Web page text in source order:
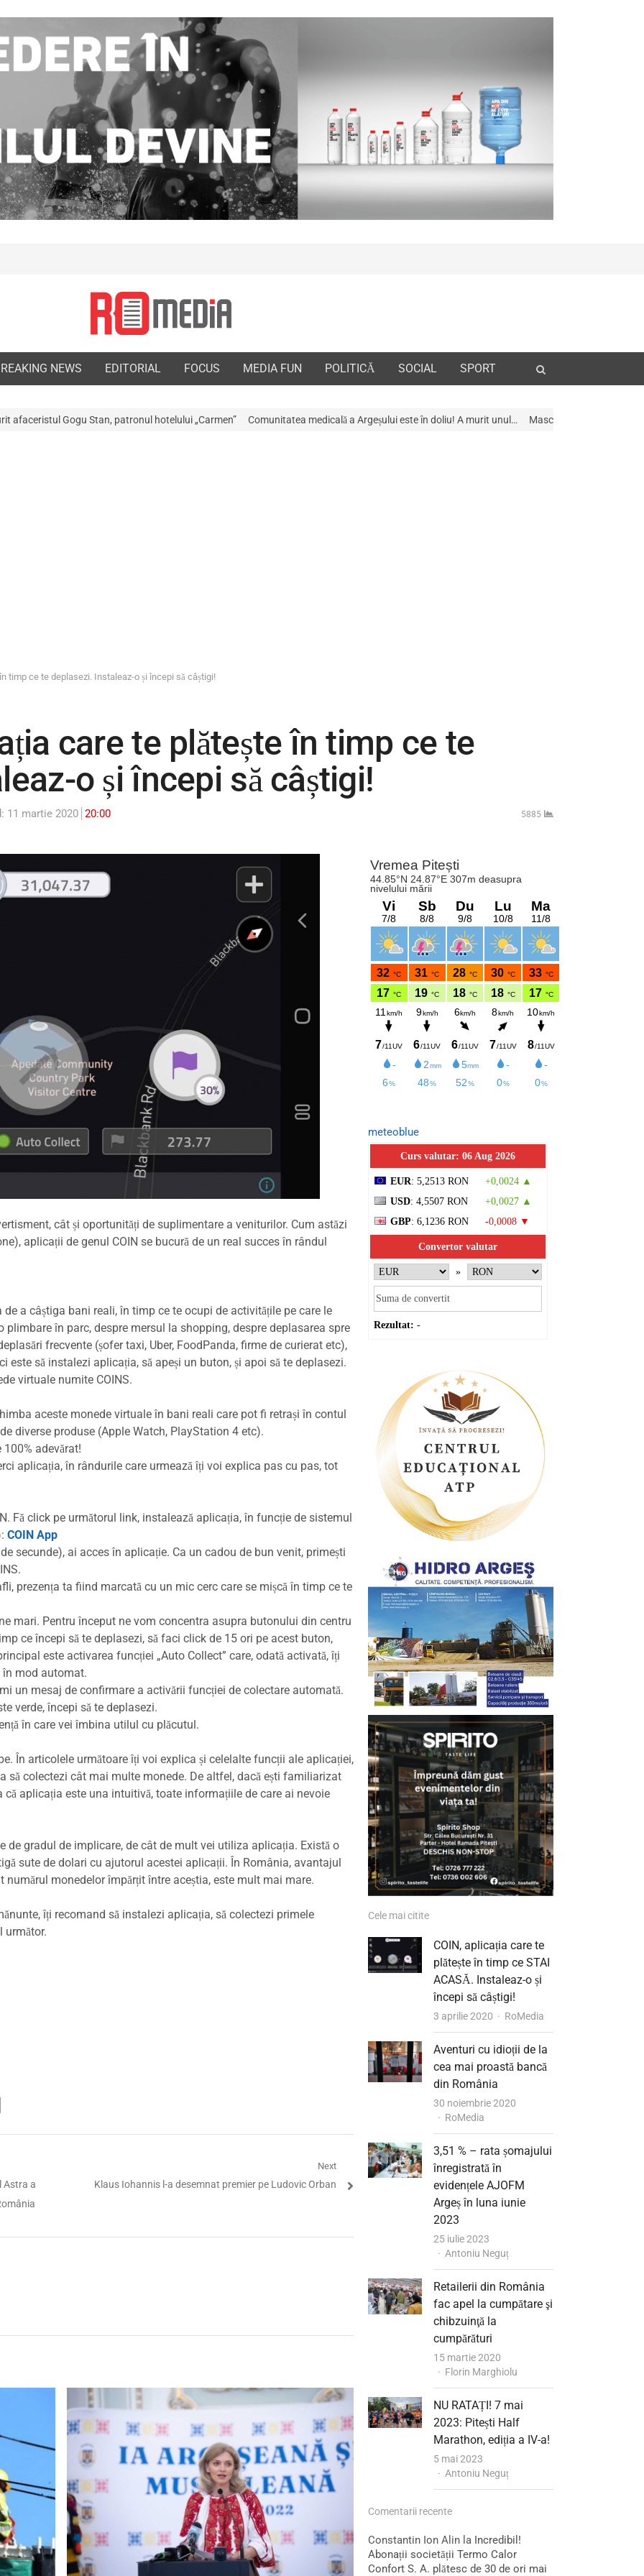
NEWS EDITORIAL FOCUS MEDIA FUN POLITICĂ SOCIAL SPORT
search
patronul hotelului „Carmen” Comunitatea medicală a Argeșului este în doliu! A murit unul… Mascații au descins la Galeria de Artã din
timp ce te deplasezi. Instaleaz-o și începi să câștigi!
care te plătește în timp ce te
o și începi să câștigi!
11 martie 2020 20:00
5885
cât și oportunități de suplimentare a veniturilor. Cum astăzi
aplicații de genul COIN se bucură de un real succes în rândul
a câștiga bani reali, în timp ce te ocupi de activitățile pe care le
plimbare în parc, despre mersul la shopping, despre deplasarea spre
frecvente (șofer taxi, Uber, FoodPanda, firme de curierat etc),
este să instalezi aplicația, să apeși un buton, și apoi să te deplasezi.
virtuale numite COINS.
aceste monede virtuale în bani reali care pot fi retrași în contul
diverse produse (Apple Watch, PlayStation 4 etc).
100% adevărat!
aplicația, în rândurile care urmează îți voi explica pas cu pas, tot
Fă click pe următorul link, instalează aplicația, în funcție de sistemul
COIN App
secunde), ai acces în aplicație. Ca un cadou de bun venit, primești
prezența ta fiind marcată cu un mic cerc care se mișcă în timp ce te
mari. Pentru început ne vom concentra asupra butonului din centru
ce începi să te deplasezi, să faci click de 15 ori pe acest buton,
este activarea funcției „Auto Collect” care, odată activată, îți
în mod automat.
un mesaj de confirmare a activării funcției de colectare automată.
verde, începi să te deplasezi.
în care vei îmbina utilul cu plăcutul.
În articolele următoare îți voi explica și celelalte funcții ale aplicației,
să colectezi cât mai multe monede. De altfel, dacă ești familiarizat
aplicația este una intuitivă, toate informațiile de care ai nevoie
de gradul de implicare, de cât de mult vei utiliza aplicația. Există o
sute de dolari cu ajutorul acestei aplicații. În România, avantajul
monedelor împărțit între aceștia, este mult mai mare.
îți recomand să instalezi aplicația, să colectezi primele
următor.
Astra a
Next
Next
Klaus Iohannis l-a desemnat premier pe Ludovic Orban
meteoblue
Curs valutar: 06 Aug 2026
EUR: 5,2513 RON
+0,0024 ▲
USD: 4,5507 RON
+0,0027 ▲
GBP: 6,1236 RON -0,0008 ▼
Convertor valutar
»
Rezultat: -
Cele mai citite
COIN, aplicația care te
plătește în timp ce STAI
ACASĂ. Instaleaz-o și
începi să câștigi!
3 aprilie 2020 Author
RoMedia
Aventuri cu idioții de la
cea mai proastă bancă
din România
30 noiembrie 2020
Author
RoMedia
3,51 % – rata șomajului
înregistrată în
evidențele AJOFM
Argeș în luna iunie
2023
25 iulie 2023
Author
Antoniu Neguț
Retailerii din România
fac apel la cumpătare şi
chibzuinţă la
cumpărături
15 martie 2020
Author
Florin Marghiolu
NU RATAȚI! 7 mai
2023: Pitești Half
Marathon, ediția a IV-a!
5 mai 2023
Author
Antoniu Neguț
Comentarii recente
Constantin Ion Alin la Incredibil!
Abonații societății Termo Calor
Confort S. A. plătesc de 30 de ori mai